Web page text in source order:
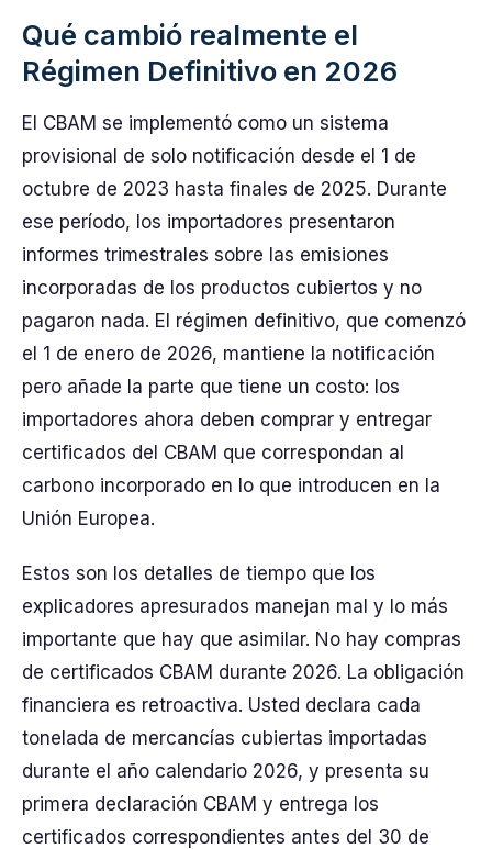
Qué cambió realmente el
Régimen Definitivo en 2026
El CBAM se implementó como un sistema
provisional de solo notificación desde el 1 de
octubre de 2023 hasta finales de 2025. Durante
ese período, los importadores presentaron
informes trimestrales sobre las emisiones
incorporadas de los productos cubiertos y no
pagaron nada. El régimen definitivo, que comenzó
el 1 de enero de 2026, mantiene la notificación
pero añade la parte que tiene un costo: los
importadores ahora deben comprar y entregar
certificados del CBAM que correspondan al
carbono incorporado en lo que introducen en la
Unión Europea.
Estos son los detalles de tiempo que los
explicadores apresurados manejan mal y lo más
importante que hay que asimilar. No hay compras
de certificados CBAM durante 2026. La obligación
financiera es retroactiva. Usted declara cada
tonelada de mercancías cubiertas importadas
durante el año calendario 2026, y presenta su
primera declaración CBAM y entrega los
certificados correspondientes antes del 30 de